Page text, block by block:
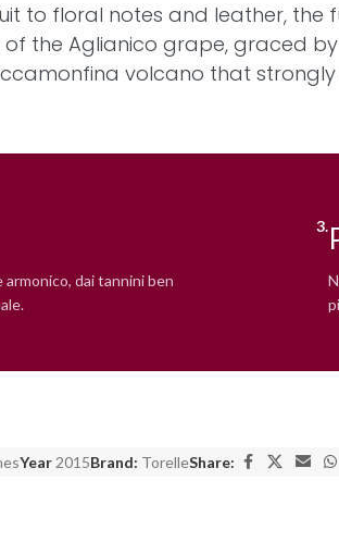
to floral notes and leather, the
the Aglianico grape, graced
volcano that strongly
dai tannini ben
3.
Year 2015Brand: TorelleShare: